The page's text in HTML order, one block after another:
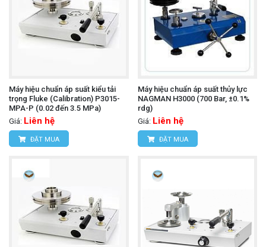
Máy hiệu chuẩn áp suất kiểu tải
trọng Fluke (Calibration) P3015-
MPA-P (0.02 đến 3.5 MPa)
Giá: Liên hệ
ĐẶT MUA
Máy hiệu chuẩn áp suất thủy lực
NAGMAN H3000 (700 Bar, ±0.1%
rdg)
Giá: Liên hệ
ĐẶT MUA